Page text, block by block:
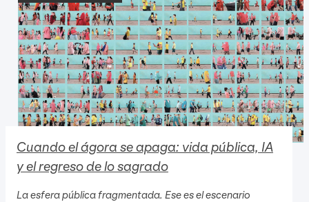
Cuando el ágora se apaga: vida pública, IA
y el regreso de lo sagrado
La esfera pública fragmentada. Ese es el escenario